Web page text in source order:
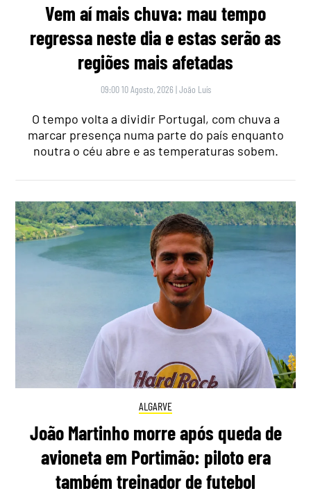
Vem aí mais chuva: mau tempo
regressa neste dia e estas serão as
regiões mais afetadas
09:00 10 Agosto, 2026 |João Luís
O tempo volta a dividir Portugal, com chuva a
marcar presença numa parte do país enquanto
noutra o céu abre e as temperaturas sobem.
ALGARVE
João Martinho morre após queda de
avioneta em Portimão: piloto era
também treinador de futebol